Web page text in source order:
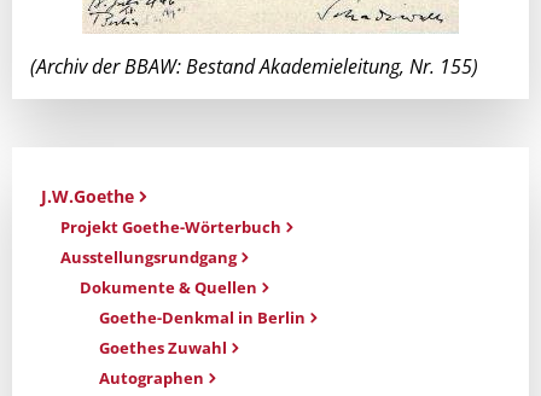
(Archiv der BBAW: Bestand Akademieleitung, Nr. 155)
J.W.Goethe
Projekt Goethe-Wörterbuch
Ausstellungsrundgang
Dokumente & Quellen
Goethe-Denkmal in Berlin
Goethes Zuwahl
Autographen